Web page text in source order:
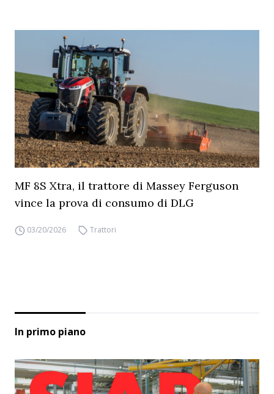
MF 8S Xtra, il trattore di Massey Ferguson
vince la prova di consumo di DLG
03/20/2026 Trattori
In primo piano